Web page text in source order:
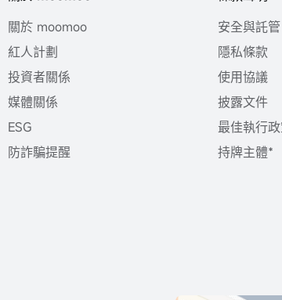
關於 moomoo
紅人計劃
投資者關係
媒體關係
ESG
防詐騙提醒
安全與託管
隱私條款
使用協議
披露文件
最佳執行
持牌主體*